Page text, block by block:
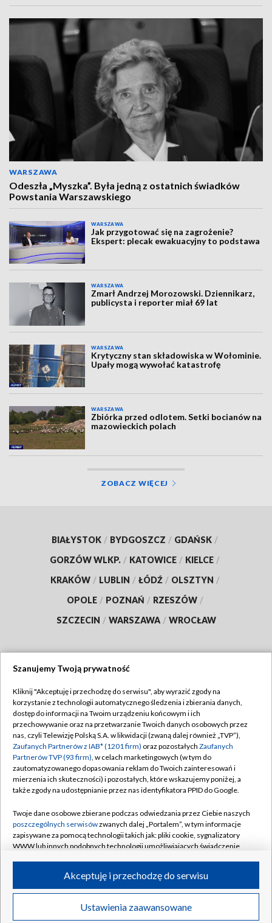
WARSZAWA
Odeszła „Myszka”. Była jedną z ostatnich świadków
Powstania Warszawskiego
WARSZAWA
Jak przygotować się na zagrożenie?
Ekspert: plecak ewakuacyjny to podstawa
WARSZAWA
Zmarł Andrzej Morozowski. Dziennikarz,
publicysta i reporter miał 69 lat
WARSZAWA
Krytyczny stan składowiska w Wołominie.
Upały mogą wywołać katastrofę
WARSZAWA
Zbiórka przed odlotem. Setki bocianów na
mazowieckich polach
ZOBACZ WIĘCEJ
BIAŁYSTOK / BYDGOSZCZ / GDAŃSK /
GORZÓW WLKP. / KATOWICE / KIELCE /
KRAKÓW / LUBLIN / ŁÓDŹ / OLSZTYN /
OPOLE / POZNAŃ / RZESZÓW /
SZCZECIN / WARSZAWA / WROCŁAW
TVP
Abonament TVP
Emisja w TVP
Centrum informacji TVP
Naziemna Telewizja Cyfrowa
Rada Programowa
System NOS
Informacje o nadawcy
Program dla prasy
Ogłoszenie przetargowe
Regulamin TVP
Polityka prywatności
Moje zgody
Pomoc
Kontakt
Kanały
©2026 Telewizja Polska S.A. w likwidacji
Szanujemy Twoją prywatność
Kliknij "Akceptuję i przechodzę do serwisu", aby wyrazić zgody na
korzystanie z technologii automatycznego śledzenia i zbierania danych,
dostęp do informacji na Twoim urządzeniu końcowym i ich
przechowywanie oraz na przetwarzanie Twoich danych osobowych przez
nas, czyli Telewizję Polską S.A. w likwidacji (zwaną dalej również „TVP”),
Zaufanych Partnerów z IAB* (1201 firm) oraz pozostałych Zaufanych
Partnerów TVP (93 firm), w celach marketingowych (w tym do
zautomatyzowanego dopasowania reklam do Twoich zainteresowań i
mierzenia ich skuteczności) i pozostałych, które wskazujemy poniżej, a
także zgody na udostępnianie przez nas identyfikatora PPID do Google.
Twoje dane osobowe zbierane podczas odwiedzania przez Ciebie naszych
poszczególnych serwisówzwanych dalej „Portalem”, w tym informacje
zapisywane za pomocą technologii takich jak: pliki cookie, sygnalizatory
WWW lub innych podobnych technologii umożliwiających świadczenie
ruchu w Internecie.
Twoje dane osobowe zbierane podczas odwiedzania przez Ciebie
poszczególnych serwisówna Portalu, takie jak adresy IP, identyfikatory
Ustawienia zaawansowane
Akceptuję i przechodzę do serwisu